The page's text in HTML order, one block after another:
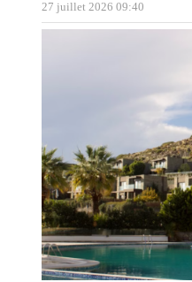
27 juillet 2026 09:40